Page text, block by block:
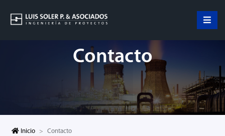
Contacto
Inicio Contacto